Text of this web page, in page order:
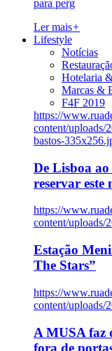
para perg
Ler mais+
Lifestyle
Notícias
Hotelaria
Marcas &
F4F 2019
https://
content/uploads/
bastos-
De Lisboa
reservar este
https://
content/uploads/
Estação
The Stars”
https://
content/uploads/
A MUSA faz
fora de